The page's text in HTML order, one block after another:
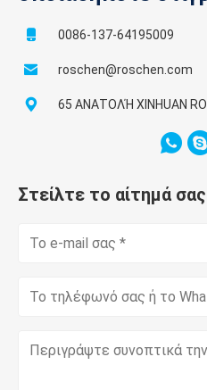
0086-137-64195009
roschen@roschen.com
65 ΑΝΑΤΟΛΉ XINHUAN
Στείλτε το αίτημά